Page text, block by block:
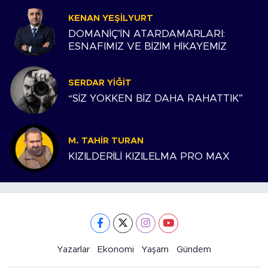
KENAN YEŞILYURT
DOMANİÇ’İN ATARDAMARLARI:
ESNAFIMIZ VE BİZİM HİKAYEMİZ
SERDAR YIĞIT
“SİZ YOKKEN BİZ DAHA RAHATTIK”
M. TAHIR TURAN
KIZILDERİLİ KIZILELMA PRO MAX
Yazarlar Ekonomi Yaşam Gündem